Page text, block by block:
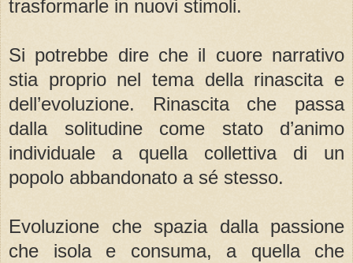
trasformarle in nuovi stimoli.
Si potrebbe dire che il cuore narrativo
stia proprio nel tema della rinascita e
dell’evoluzione. Rinascita che passa
dalla solitudine come stato d’animo
individuale a quella collettiva di un
popolo abbandonato a sé stesso.
Evoluzione che spazia dalla passione
che isola e consuma, a quella che